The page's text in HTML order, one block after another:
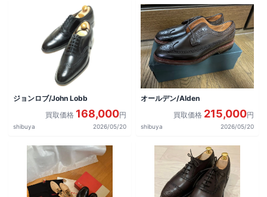
ジョンロブ/John Lobb
買取価格 168,000円
shibuya 2026/05/20
オールデン/Alden
買取価格 215,000円
shibuya 2026/05/20